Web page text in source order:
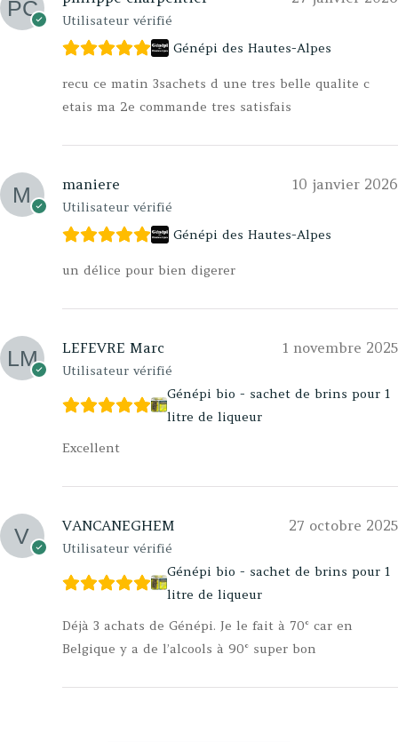
Utilisateur vérifié
Génépi des Hautes-Alpes
recu ce matin 3sachets d une tres belle qualite c
etais ma 2e commande tres satisfais
maniere
Utilisateur vérifié
10 janvier 2026
Génépi des Hautes-Alpes
un délice pour bien digerer
LEFEVRE Marc
Utilisateur vérifié
1 novembre 2025
Génépi bio - sachet de brins pour 1
litre de liqueur
Excellent
VANCANEGHEM
Utilisateur vérifié
27 octobre 2025
Génépi bio - sachet de brins pour 1
litre de liqueur
Déjà 3 achats de Génépi. Je le fait à 70° car en
Belgique y a de l’alcools à 90° super bon